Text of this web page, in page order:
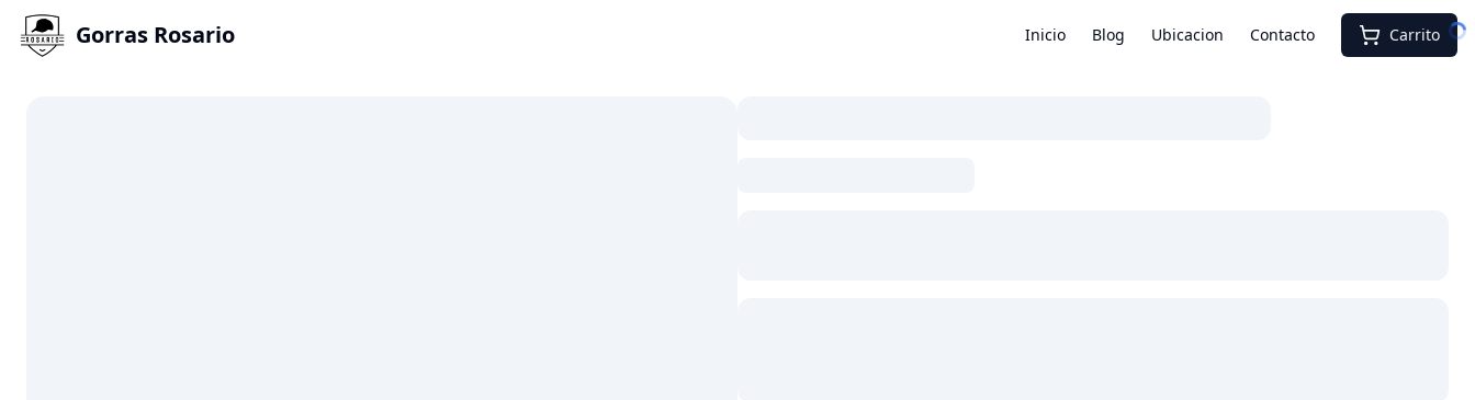
Gorras Rosario Inicio Blog Ubicacion Contacto Carrito